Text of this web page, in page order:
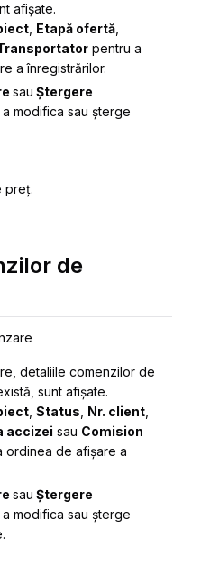
afișate.
Etapă ofertă
pentru a
a înregistrărilor.
sau Ștergere
modifica sau șterge
preț.
de
, detaliile comenzilor de
sunt afișate.
Status Nr. client
accizei sau Comision
ordinea de afișare a
sau Ștergere
modifica sau șterge